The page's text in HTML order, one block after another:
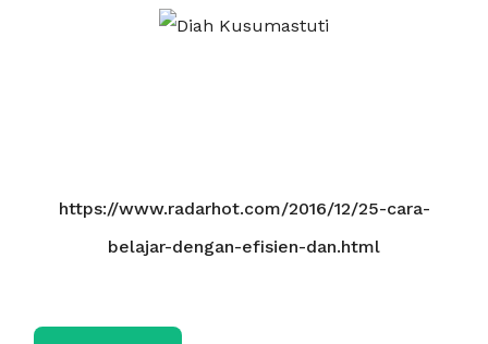
https://www.radarhot.com/2016/12/25-cara-
belajar-dengan-efisien-dan.html